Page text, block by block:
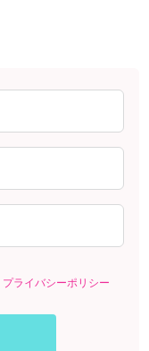
プライバシーポリシー